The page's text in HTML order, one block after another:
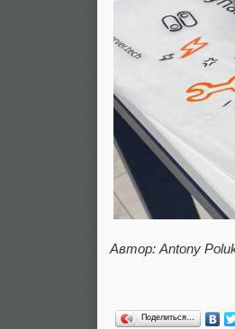
Автор: Antony
Поделиться…